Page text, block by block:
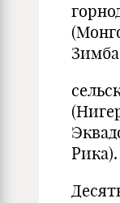
Рика).